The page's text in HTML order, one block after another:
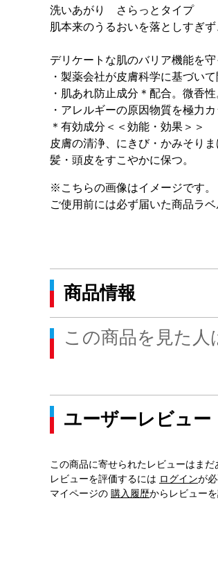
洗いあがり さらっとタイプ
肌本来のうるおいを落としすぎ
デリケートな肌のバリア機能を
・製薬会社が皮膚科学に基づい
・肌あれ防止成分＊配合。微香性
・アレルギーの原因物質を極力カ
＊有効成分＜＜効能・効果＞＞
皮膚の清浄、にきび・かみそり
髪・頭皮をすこやかに保つ。
※こちらの画像はイメージです。
ご使用前には必ず届いた商品ラ
商品情報
この商品を見た
ユーザーレビュー
この商品に寄せられたレビューはまだ
レビューを評価するには ログインが必
マイページの 購入履歴からレビュー